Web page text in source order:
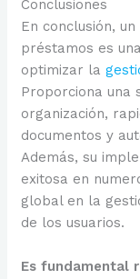
Conclusiones
En conclusión,
préstamos es
optimizar la
Proporciona una
organización,
documentos y
Además, su
exitosa en
global en la
de los usuarios.
Es fundamental